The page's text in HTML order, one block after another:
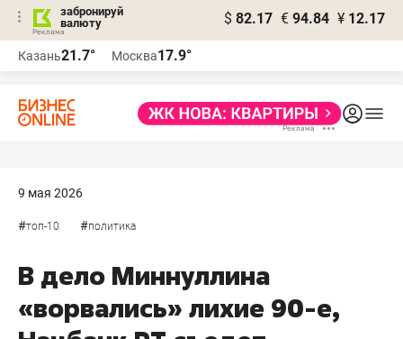
забронируй
валюту
$ 82.17 € 94.84 ¥ 12.17
Казань21.7° Москва17.9°
9 мая 2026
#топ-10 #политика
В дело Миннуллина
«ворвались» лихие 90-е,